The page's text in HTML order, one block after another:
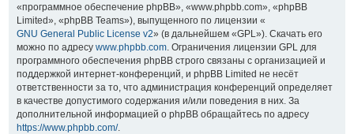
«программное обеспечение phpBB», «www.phpbb.com», «phpBB
Limited», «phpBB Teams»), выпущенного по лицензии «
GNU General Public License v2» (в дальнейшем «GPL»). Скачать его
можно по адресу www.phpbb.com. Ограничения лицензии GPL для
программного обеспечения phpBB строго связаны с организацией и
поддержкой интернет-конференций, и phpBB Limited не несёт
ответственности за то, что администрация конференций определяет
в качестве допустимого содержания и/или поведения в них. За
дополнительной информацией о phpBB обращайтесь по адресу
https://www.phpbb.com/.